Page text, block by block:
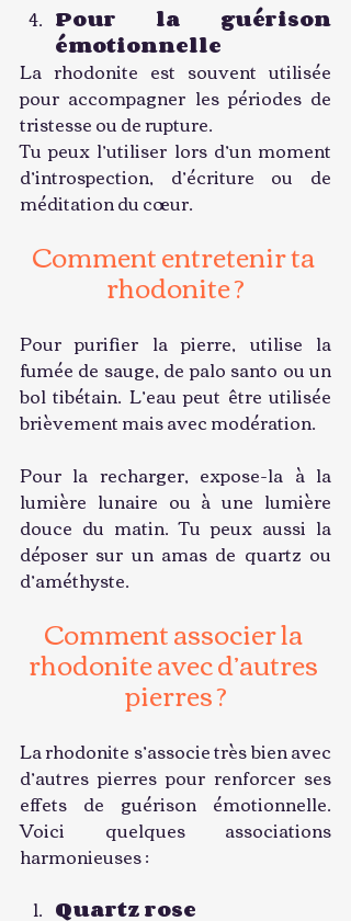
Pour la guérison
émotionnelle
La rhodonite est souvent utilisée
pour accompagner les périodes de
tristesse ou de rupture.
Tu peux l’utiliser lors d’un moment
d’introspection, d’écriture ou de
méditation du cœur.
Comment entretenir ta
rhodonite ?
Pour purifier la pierre, utilise la
fumée de sauge, de palo santo ou un
bol tibétain. L’eau peut être utilisée
brièvement mais avec modération.
Pour la recharger, expose-la à la
lumière lunaire ou à une lumière
douce du matin. Tu peux aussi la
déposer sur un amas de quartz ou
d’améthyste.
Comment associer la
rhodonite avec d’autres
pierres ?
La rhodonite s’associe très bien avec
d’autres pierres pour renforcer ses
effets de guérison émotionnelle.
Voici quelques associations
harmonieuses :
Quartz rose